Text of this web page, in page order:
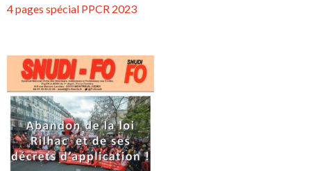
4 pages spécial PPCR 2023